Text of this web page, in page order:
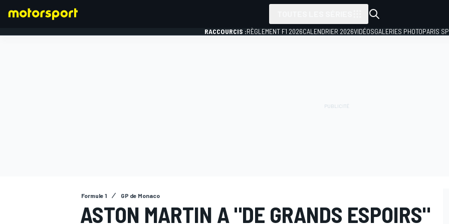
RACCOURCIS :RÈGLEMENT F1 2026CALENDRIER 2026VIDÉOSGALERIES PHOTOPARIS
Formule 1 GP de Monaco
ASTON MARTIN A "DE GRANDS ESPOIRS"